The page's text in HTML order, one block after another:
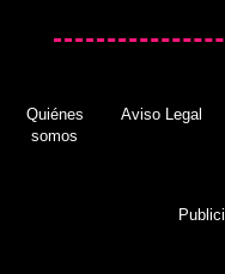
Quiénes
somos
Aviso Legal